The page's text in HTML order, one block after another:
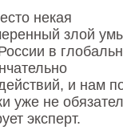
некая
злой
в
и нам
уже не
эксперт.